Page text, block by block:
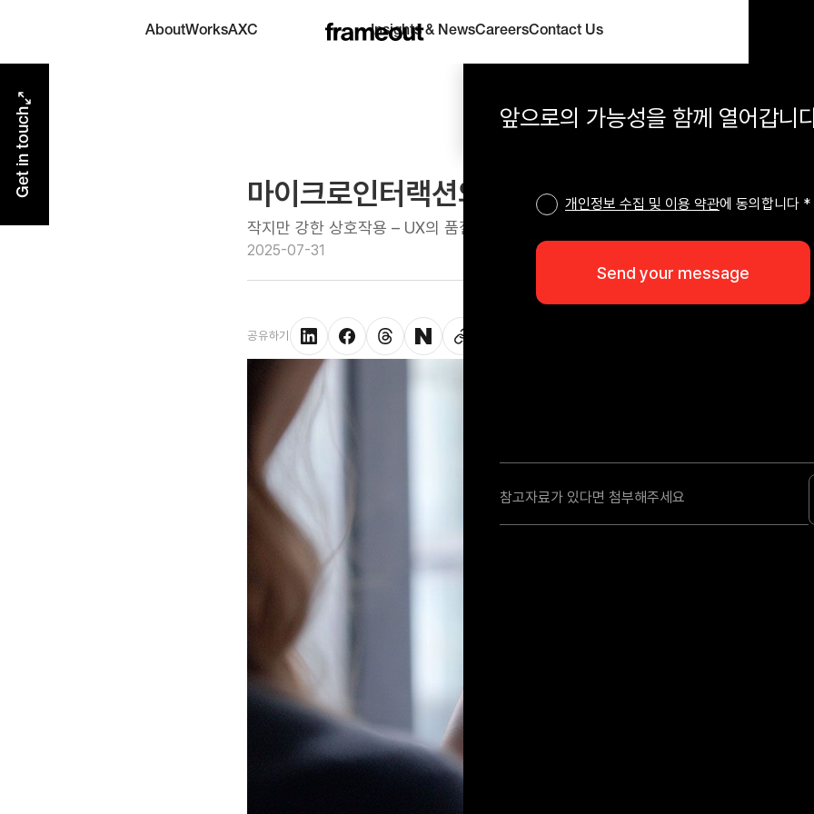
AboutWorksAXC
Insights & NewsCareersContact Us
Get in touch 앞으로의 가능성을 함께 열어갑니
참고자료가 있다면 첨부해주세요
개인정보 수집 및 이용 약관에 동의합니다 *
마이크로인터랙션의 과학: 디테일이 만드는 사
작지만 강한 상호작용 – UX의 품질은 디테일에서 결정된다
2025-07-31
공유하기